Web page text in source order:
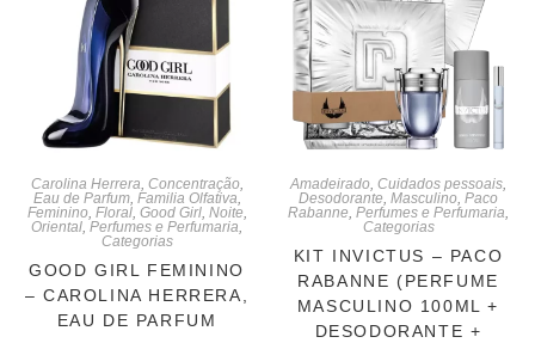
Carolina Herrera, Concentração,
Eau de Parfum, Familia Olfativa,
Feminino, Floral, Good Girl, Noite,
Oriental, Perfumes e Perfumaria,
Categorias
GOOD GIRL FEMININO
– CAROLINA HERRERA,
EAU DE PARFUM
Amadeirado, Cuidados pessoais,
Desodorante, Masculino, Paco
Rabanne, Perfumes e Perfumaria,
Categorias
KIT INVICTUS – PACO
RABANNE (PERFUME
MASCULINO 100ML +
DESODORANTE +